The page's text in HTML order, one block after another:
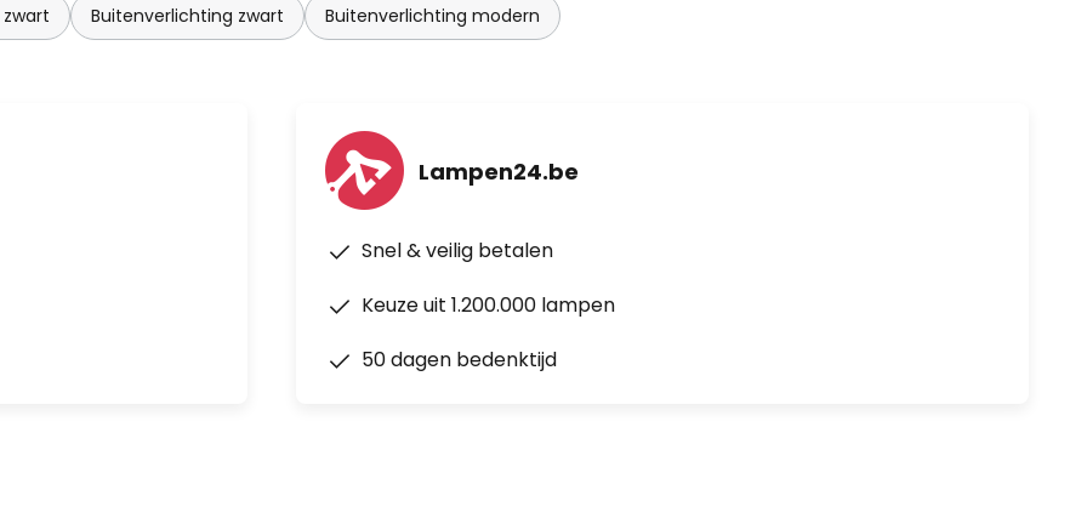
Buitenverlichting zwart Buitenverlichting modern
Lampen24.be
Snel & veilig betalen
Keuze uit 1.200.000 lampen
50 dagen bedenktijd